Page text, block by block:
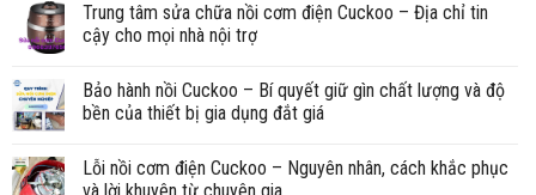
Trung tâm sửa chữa nồi cơm điện Cuckoo – Địa chỉ tin
cậy cho mọi nhà nội trợ
Bảo hành nồi Cuckoo – Bí quyết giữ gìn chất lượng và độ
bền của thiết bị gia dụng đắt giá
Lỗi nồi cơm điện Cuckoo – Nguyên nhân, cách khắc phục